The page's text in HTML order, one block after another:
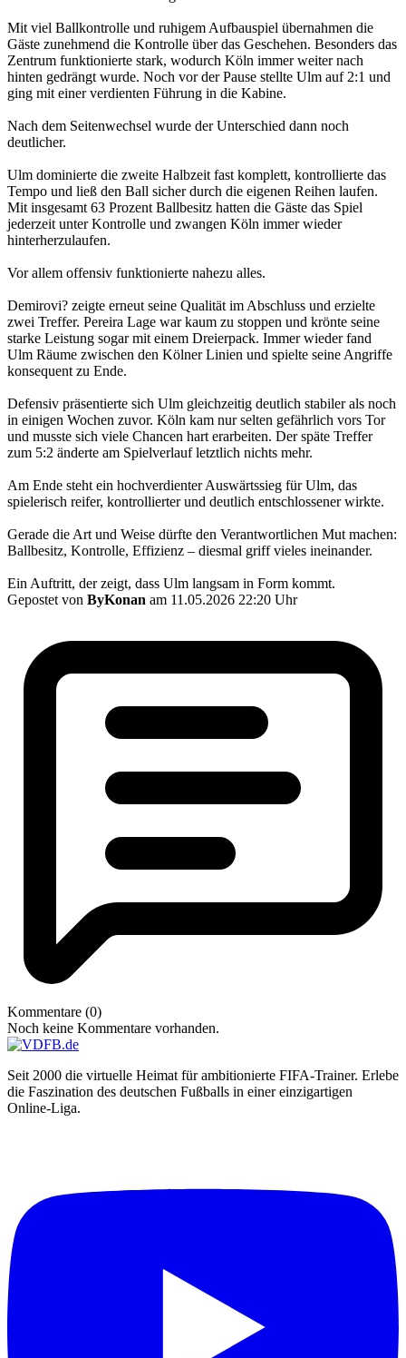
Mit viel Ballkontrolle und ruhigem Aufbauspiel übernahmen die
Gäste zunehmend die Kontrolle über das Geschehen. Besonders das
Zentrum funktionierte stark, wodurch Köln immer weiter nach
hinten gedrängt wurde. Noch vor der Pause stellte Ulm auf 2:1 und
ging mit einer verdienten Führung in die Kabine.
Nach dem Seitenwechsel wurde der Unterschied dann noch
deutlicher.
Ulm dominierte die zweite Halbzeit fast komplett, kontrollierte das
Tempo und ließ den Ball sicher durch die eigenen Reihen laufen.
Mit insgesamt 63 Prozent Ballbesitz hatten die Gäste das Spiel
jederzeit unter Kontrolle und zwangen Köln immer wieder
hinterherzulaufen.
Vor allem offensiv funktionierte nahezu alles.
Demirovi? zeigte erneut seine Qualität im Abschluss und erzielte
zwei Treffer. Pereira Lage war kaum zu stoppen und krönte seine
starke Leistung sogar mit einem Dreierpack. Immer wieder fand
Ulm Räume zwischen den Kölner Linien und spielte seine Angriffe
konsequent zu Ende.
Defensiv präsentierte sich Ulm gleichzeitig deutlich stabiler als noch
in einigen Wochen zuvor. Köln kam nur selten gefährlich vors Tor
und musste sich viele Chancen hart erarbeiten. Der späte Treffer
zum 5:2 änderte am Spielverlauf letztlich nichts mehr.
Am Ende steht ein hochverdienter Auswärtssieg für Ulm, das
spielerisch reifer, kontrollierter und deutlich entschlossener wirkte.
Gerade die Art und Weise dürfte den Verantwortlichen Mut machen:
Ballbesitz, Kontrolle, Effizienz – diesmal griff vieles ineinander.
Ein Auftritt, der zeigt, dass Ulm langsam in Form kommt.
Gepostet von ByKonan am 11.05.2026 22:20 Uhr
Kommentare (0)
Noch keine Kommentare vorhanden.
Seit 2000 die virtuelle Heimat für ambitionierte FIFA-Trainer. Erlebe
die Faszination des deutschen Fußballs in einer einzigartigen
Online-Liga.